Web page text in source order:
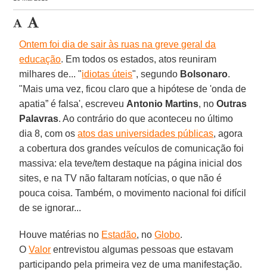
Ontem foi dia de sair às ruas na greve geral da
educação. Em todos os estados, atos reuniram
milhares de... "idiotas úteis", segundo Bolsonaro.
"Mais uma vez, ficou claro que a hipótese de 'onda de
apatia” é falsa', escreveu Antonio Martins, noOutras
Palavras. Ao contrário do que aconteceu no último
dia 8, com osatos das universidades públicas, agora
a cobertura dos grandes veículos de comunicação foi
massiva: ela teve/tem destaque na página inicial dos
sites, e na TV não faltaram notícias, o que não é
pouca coisa. Também, o movimento nacional foi difícil
de se ignorar...
Houve matérias no Estadão, noGlobo.
OValor entrevistou algumas pessoas que estavam
participando pela primeira vez de uma manifestação.